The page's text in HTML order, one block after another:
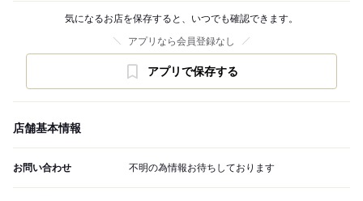
気になるお店を保存すると、いつでも確認できます。
アプリなら会員登録なし
アプリで保存する
店舗基本情報
お問い合わせ 不明の為情報お待ちしております